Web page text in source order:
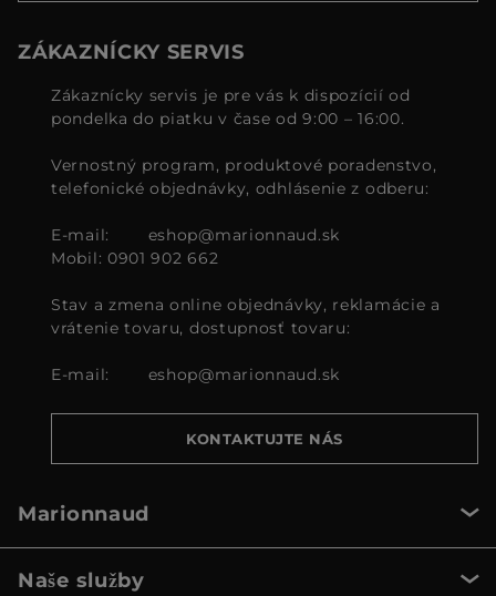
ZÁKAZNÍCKY SERVIS
Zákaznícky servis je pre vás k dispozícií od
pondelka do piatku v čase od 9:00 – 16:00.
Vernostný program, produktové poradenstvo,
telefonické objednávky, odhlásenie z odberu:
E-mail:
eshop@marionnaud.sk
Mobil: 0901 902 662
Stav a zmena online objednávky, reklamácie a
vrátenie tovaru, dostupnosť tovaru:
E-mail: eshop@marionnaud.sk
KONTAKTUJTE NÁS
Marionnaud
Naše služby